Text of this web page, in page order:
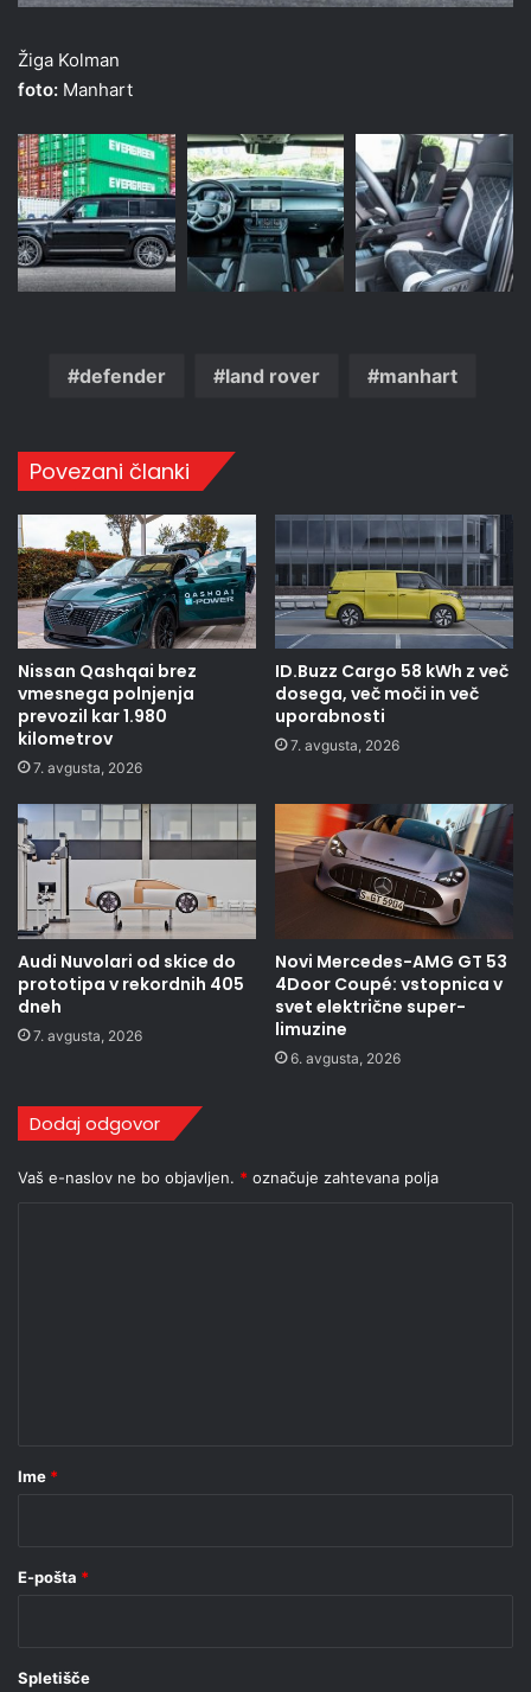
Žiga Kolman
foto: Manhart
defender land rover manhart
Povezani članki
Nissan Qashqai brez
vmesnega polnjenja
prevozil kar 1.980
kilometrov
7. avgusta, 2026
ID.Buzz Cargo 58 kWh z več
dosega, več moči in več
uporabnosti
7. avgusta, 2026
Audi Nuvolari od skice do
prototipa v rekordnih 405
dneh
7. avgusta, 2026
Novi Mercedes-AMG GT 53
4Door Coupé: vstopnica v
svet električne super-
limuzine
6. avgusta, 2026
Dodaj odgovor
Vaš e-naslov ne bo objavljen. * označuje zahtevana polja
rIme *
E-pošta *
Spletišče